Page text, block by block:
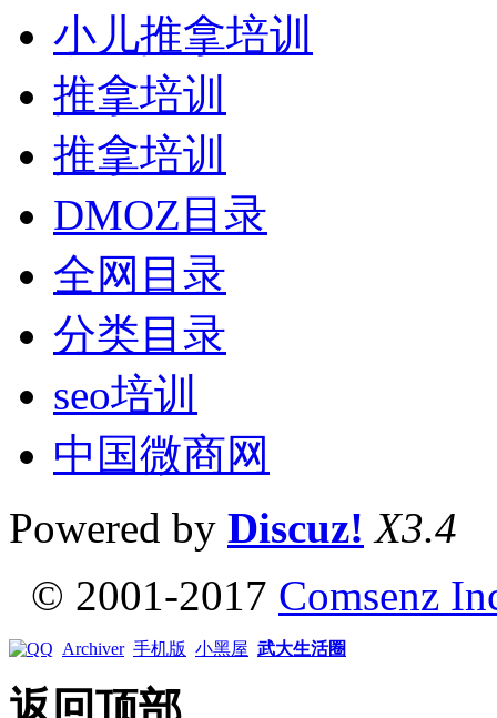
小儿推拿培训
推拿培训
推拿培训
DMOZ目录
全网目录
分类目录
seo培训
中国微商网
Powered by Discuz! X3.4
© 2001-2017 Comsenz
Archiver 手机版 小黑屋 武大生活圈
返回顶部